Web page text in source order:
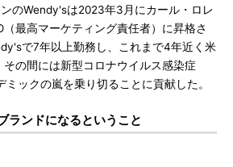
のWendy'sは2023年3月にカール・ロレ
（最高マーケティング責任者）に昇格さ
で7年以上勤務し、これまで4年近く米
の間には新型コロナウイルス感染症
ミックの嵐を乗り切ることに貢献した。
ランドになるということ